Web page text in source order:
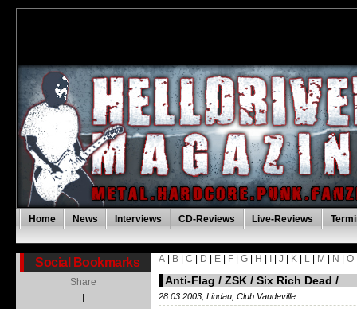
Home News Interviews CD-Reviews Live-Reviews
Social Bookmarks
Share
|
A B |C D E F |G H |J K L M N |O
Anti-Flag / ZSK / Six Rich Dead /
28.03.2003, Lindau, Club Vaudeville